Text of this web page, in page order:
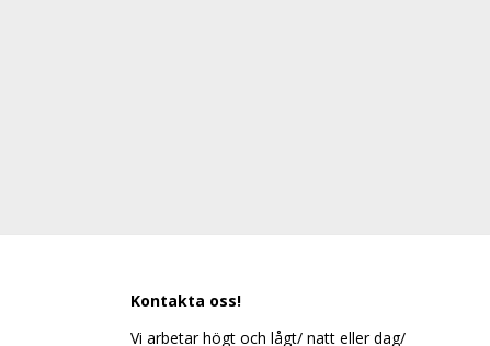
Kontakta oss!
Vi arbetar högt och lågt/ natt eller dag/